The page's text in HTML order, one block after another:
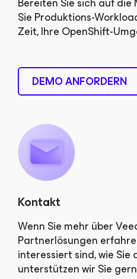
Sie Produktions-
Zeit, Ihre OpenShift-
DEMO ANFORDERN
Kontakt
Wenn Sie mehr über
Partnerlösungen
interessiert sind, wie
unterstützen wir Sie